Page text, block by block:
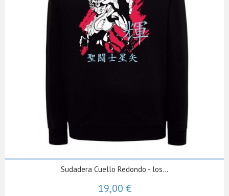
Sudadera Cuello Redondo - los...
19,00 €